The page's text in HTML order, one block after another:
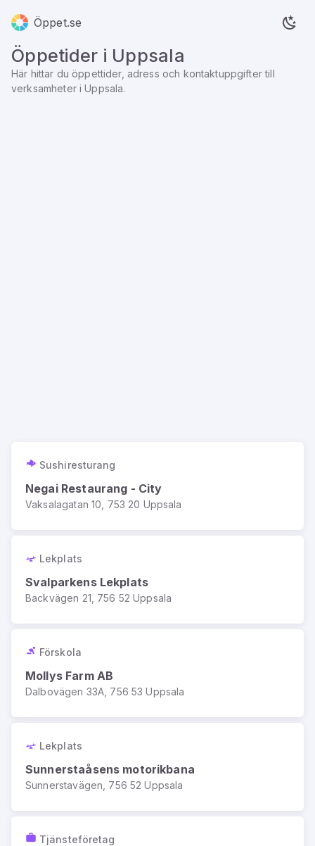
Öppet.se
Öppetider i Uppsala
Här hittar du öppettider, adress och kontaktuppgifter till
verksamheter iUppsala.
Sushiresturang
Negai Restaurang - City
Vaksalagatan 10, 753 20 Uppsala
Lekplats
Svalparkens Lekplats
Backvägen 21, 756 52 Uppsala
Förskola
Mollys Farm AB
Dalbovägen 33A, 756 53 Uppsala
Lekplats
Sunnerstaåsens motorikbana
Sunnerstavägen, 756 52 Uppsala
Tjänsteföretag